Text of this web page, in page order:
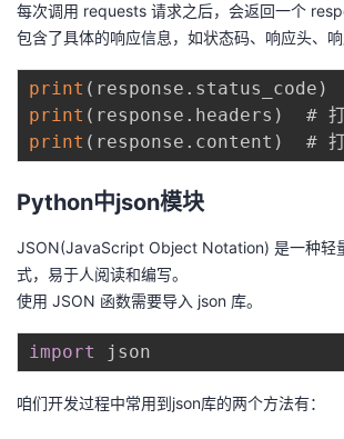
每次调用 requests 请求之后，会返回一个
包含了具体的响应信息，如状态码、响应头、响
print ( response . status_code )
print ( response . headers )
#
print ( response . content )
Python中json模块
JSON(JavaScript Object Notation) 是一种轻
式，易于人阅读和编写。
使用 JSON 函数需要导入 json 库。
import
咱们开发过程中常用到json库的两个方法有：